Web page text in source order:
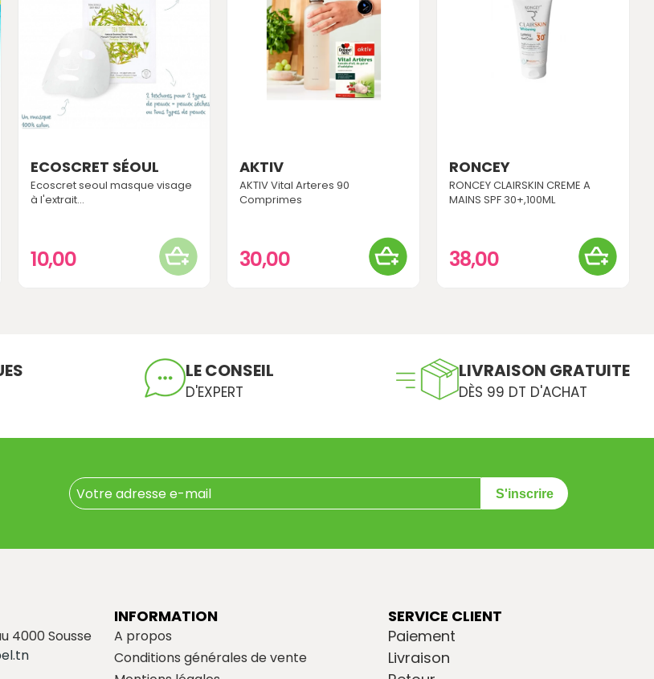
ECOSCRET SÉOUL
Ecoscret seoul masque visage
à l'extrait...
10,00
AKTIV
AKTIV Vital Arteres 90
Comprimes
30,00
RONCEY
RONCEY CLAIRSKIN CREME A
MAINS SPF 30+,100ML
38,00
LE CONSEIL
D'EXPERT
LIVRAISON GRATUITE
DÈS 99 DT D'ACHAT
S'inscrire
4000 Sousse
INFORMATION
A propos
Conditions générales de vente
SERVICE CLIENT
Paiement
Livraison